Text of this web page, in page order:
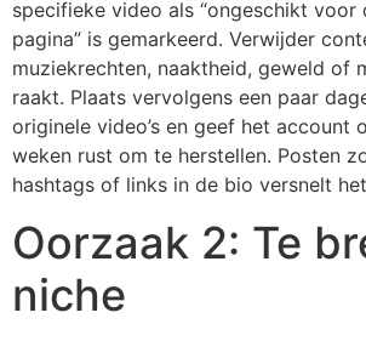
specifieke video als “ongeschikt voor
pagina” is gemarkeerd. Verwijder
muziekrechten, naaktheid, geweld of
raakt. Plaats vervolgens een paar
originele video’s en geef het account
weken rust om te herstellen. Posten
hashtags of links in de bio versnelt
Oorzaak 2: Te
niche